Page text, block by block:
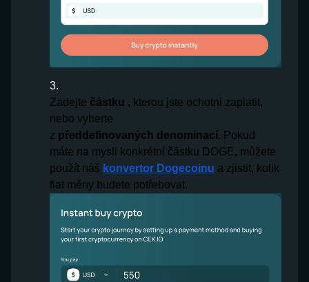
Zadejte částku , kterou jste ochotni zaplatit,
nebo vyberte
z předdefinovaných denominací. Pokud
máte na mysli konkrétní částku DOGE, můžete
použít náš konvertor Dogecoinu a zjistit, kolik
fiat měny budete potřebovat.